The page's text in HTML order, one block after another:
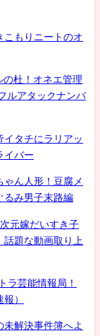
もりニートのオ
の杜！オネエ管理
ルアタックナンバ
イタチにラリアッ
イバー
ん人形！豆腐メ
るみ男子末路編
元嫁だいすき子
話題な動画取り上
ラ芸能情報局！
）
解決事件簿へよ